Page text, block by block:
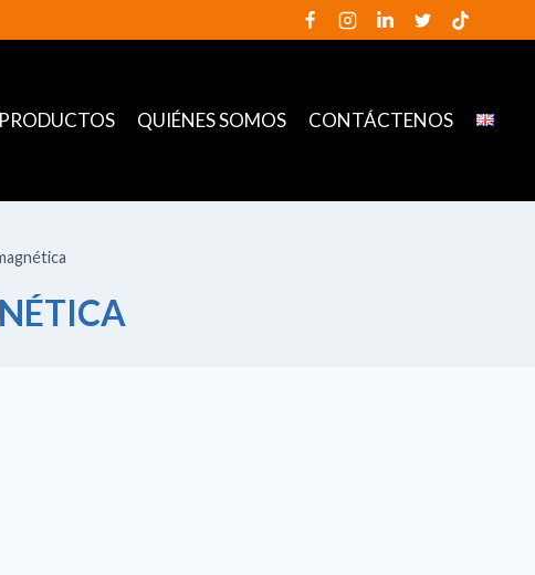
PRODUCTOS QUIÉNES SOMOS CONTÁCTENOS